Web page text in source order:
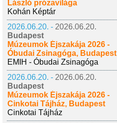
László prózavilága
Kohán Képtár
2026.06.20. - 2026.06.20.
Budapest
Múzeumok Éjszakája 2026 -
Óbudai Zsinagóga, Budapest
EMIH - Óbudai Zsinagóga
2026.06.20. - 2026.06.20.
Budapest
Múzeumok Éjszakája 2026 -
Cinkotai Tájház, Budapest
Cinkotai Tájház